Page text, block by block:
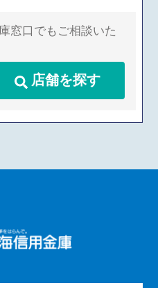
窓口でもご相談いた
店舗を探す